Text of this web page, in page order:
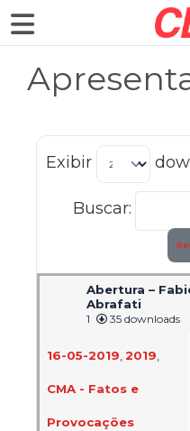
Exibir
Buscar:
Abertura –
Abrafati
1 35 downloads
16-05-2019 2019
CMA - Fatos e
Provocações